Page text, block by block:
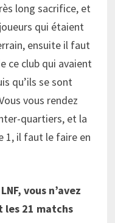
long sacrifice, et
qui étaient
ensuite il faut
ce club qui avaient
qu’ils se sont
vous rendez
quartiers, et la
1, il faut le faire en
vous n’avez
21 matchs